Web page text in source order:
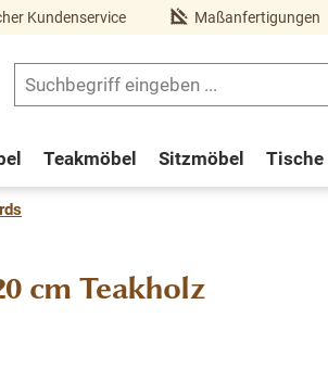
Kundenservice Maßanfertigungen
Teakmöbel Sitzmöbel Tische
cm Teakholz